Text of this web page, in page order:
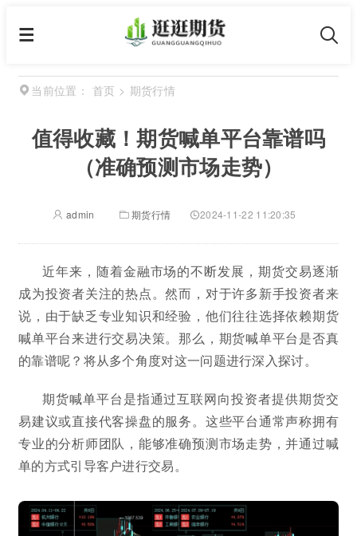
当前位置： 首页 > 期货行情
值得收藏！期货喊单平台靠谱吗
（准确预测市场走势）
admin 期货行情 2024-11-22 11:20:35
近年来，随着金融市场的不断发展，期货交易逐渐
成为投资者关注的热点。然而，对于许多新手投资者来
说，由于缺乏专业知识和经验，他们往往选择依赖期货
喊单平台来进行交易决策。那么，期货喊单平台是否真
的靠谱呢？将从多个角度对这一问题进行深入探讨。
期货喊单平台是指通过互联网向投资者提供期货交
易建议或直接代客操盘的服务。这些平台通常声称拥有
专业的分析师团队，能够准确预测市场走势，并通过喊
单的方式引导客户进行交易。